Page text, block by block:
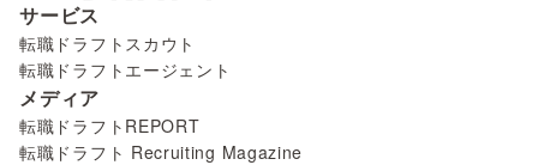
サービス
転職ドラフトスカウト
転職ドラフトエージェント
メディア
転職ドラフトREPORT
転職ドラフト Recruiting Magazine